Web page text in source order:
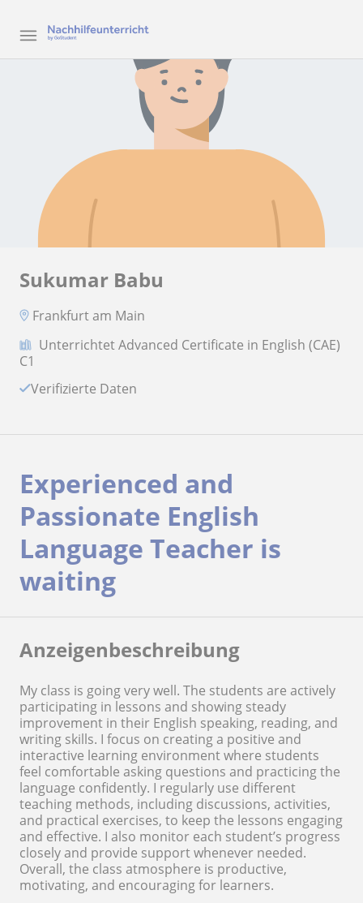
Sukumar Babu
Frankfurt am Main
Unterrichtet Advanced Certificate in English (CAE)
C1
Verifizierte Daten
Experienced and
Passionate English
Language Teacher is
waiting
Anzeigenbeschreibung
My class is going very well. The students are actively
participating in lessons and showing steady
improvement in their English speaking, reading, and
writing skills. I focus on creating a positive and
interactive learning environment where students
feel comfortable asking questions and practicing the
language confidently. I regularly use different
teaching methods, including discussions, activities,
and practical exercises, to keep the lessons engaging
and effective. I also monitor each student’s progress
closely and provide support whenever needed.
Overall, the class atmosphere is productive,
motivating, and encouraging for learners.